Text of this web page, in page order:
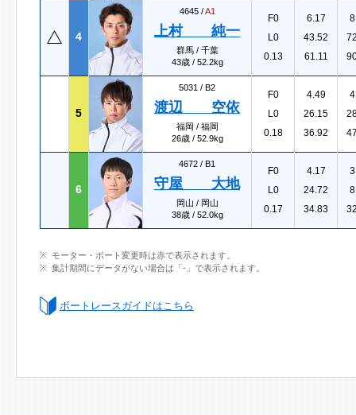
4
4645 /A1
上村 純一
群馬 / 千葉
43歳 / 52.2kg
F0
L0
0.13
6.17
43.52
61.11
5
5031 / B2
渡辺 空依
福岡 / 福岡
26歳 / 52.9kg
F0
L0
0.18
4.49
26.15
36.92
6
4672 / B1
守屋 大地
岡山 / 岡山
38歳 / 52.0kg
F0
L0
0.17
4.17
24.72
34.83
モーター・ボート変更時は赤で表示されます。
集計期間にデータがない場合は「-」で表示されます。
ボートレースガイドはこちら